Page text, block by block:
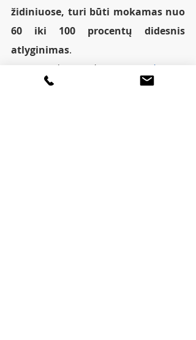
židiniuose, turi būti mokamas nuo
60 iki 100 procentų didesnis
atlyginimas.
SAM Spaudos tarnyba
(www.sam.lt)